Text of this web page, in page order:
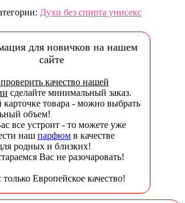
Духи без спирта унисекс
для новичков на нашем
сайте
качество нашей
сделайте минимальный заказ.
товара - можно выбрать
объем!
все устроит - то можете уже
наш парфюм в качестве
родных и близких!
Вас не разочаровать!
Европейское качество!